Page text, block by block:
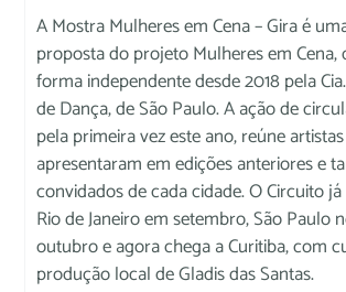
A Mostra Mulheres em Cena – Gira é
proposta do projeto Mulheres em Cena,
forma independente desde 2018 pela
de Dança, de São Paulo. A ação de
pela primeira vez este ano, reúne
apresentaram em edições anteriores e
convidados de cada cidade. O Circuito
Rio de Janeiro em setembro, São Paulo
outubro e agora chega a Curitiba, com
produção local de Gladis das Santas.